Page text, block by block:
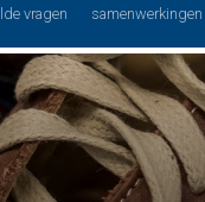
vragen samenwerkingen
Voetverzorging